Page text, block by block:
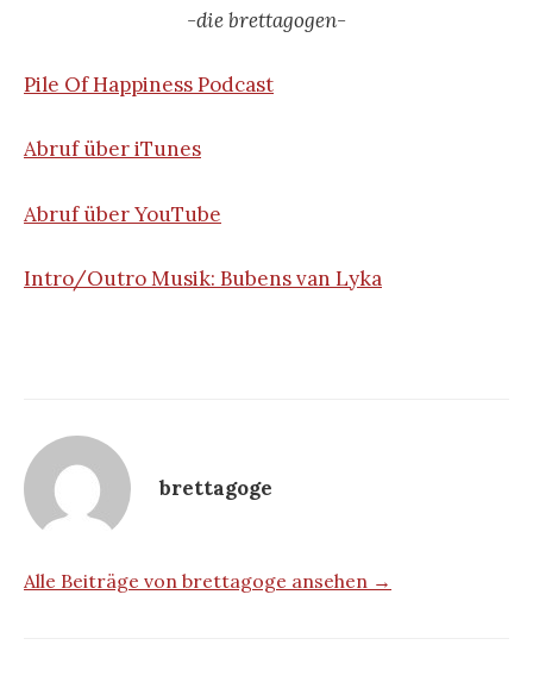
-die brettagogen-
Pile Of Happiness Podcast
Abruf über iTunes
Abruf über YouTube
Intro/Outro Musik: Bubens van Lyka
brettagoge
Alle Beiträge von brettagoge ansehen →